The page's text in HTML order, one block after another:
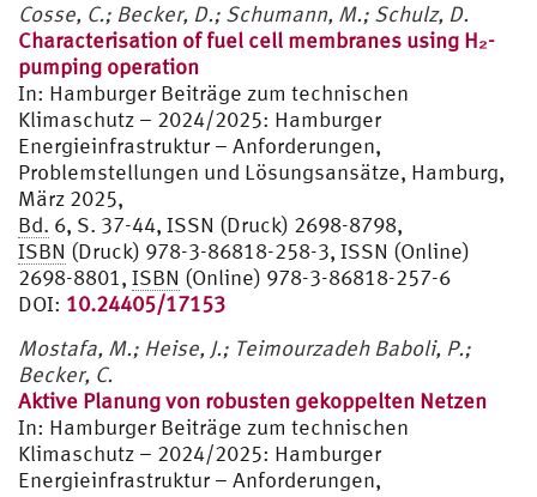
Cosse, C.; Becker, D.; Schumann, M.; Schulz, D.
Characterisation of fuel cell membranes using H₂-
pumping operation
In: Hamburger Beiträge zum technischen
Klimaschutz – 2024/2025: Hamburger
Energieinfrastruktur – Anforderungen,
Problemstellungen und Lösungsansätze, Hamburg,
März 2025,
Bd. 6, S. 37-44, ISSN (Druck) 2698-8798,
ISBN (Druck) 978-3-86818-258-3, ISSN (Online)
2698-8801, ISBN (Online) 978-3-86818-257-6
DOI: 10.24405/17153
Mostafa, M.; Heise, J.; Teimourzadeh Baboli, P.;
Becker, C.
Aktive Planung von robusten gekoppelten Netzen
In: Hamburger Beiträge zum technischen
Klimaschutz – 2024/2025: Hamburger
Energieinfrastruktur – Anforderungen,